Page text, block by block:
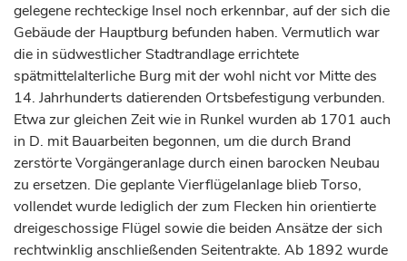
gelegene rechteckige Insel noch erkennbar, auf der sich die
Gebäude der Hauptburg befunden haben. Vermutlich war
die in südwestlicher Stadtrandlage errichtete
spätmittelalterliche Burg mit der wohl nicht vor Mitte des
14. Jahrhunderts datierenden Ortsbefestigung verbunden.
Etwa zur gleichen Zeit wie in Runkel wurden ab 1701 auch
in D. mit Bauarbeiten begonnen, um die durch Brand
zerstörte Vorgängeranlage durch einen barocken Neubau
zu ersetzen. Die geplante Vierflügelanlage blieb Torso,
vollendet wurde lediglich der zum Flecken hin orientierte
dreigeschossige Flügel sowie die beiden Ansätze der sich
rechtwinklig anschließenden Seitentrakte. Ab 1892 wurde